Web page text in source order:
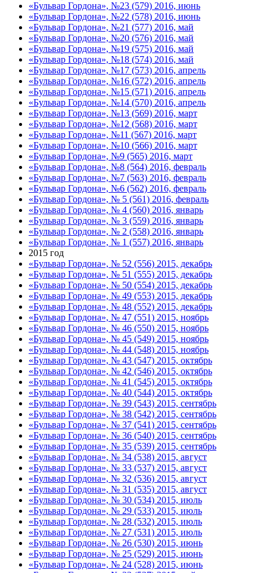
«Бульвар Гордона», №23 (579) 2016, июнь
«Бульвар Гордона», №22 (578) 2016, июнь
«Бульвар Гордона», №21 (577) 2016, май
«Бульвар Гордона», №20 (576) 2016, май
«Бульвар Гордона», №19 (575) 2016, май
«Бульвар Гордона», №18 (574) 2016, май
«Бульвар Гордона», №17 (573) 2016, апрель
«Бульвар Гордона», №16 (572) 2016, апрель
«Бульвар Гордона», №15 (571) 2016, апрель
«Бульвар Гордона», №14 (570) 2016, апрель
«Бульвар Гордона», №13 (569) 2016, март
«Бульвар Гордона», №12 (568) 2016, март
«Бульвар Гордона», №11 (567) 2016, март
«Бульвар Гордона», №10 (566) 2016, март
«Бульвар Гордона», №9 (565) 2016, март
«Бульвар Гордона», №8 (564) 2016, февраль
«Бульвар Гордона», №7 (563) 2016, февраль
«Бульвар Гордона», №6 (562) 2016, февраль
«Бульвар Гордона», № 5 (561) 2016, февраль
«Бульвар Гордона», № 4 (560) 2016, январь
«Бульвар Гордона», № 3 (559) 2016, январь
«Бульвар Гордона», № 2 (558) 2016, январь
«Бульвар Гордона», № 1 (557) 2016, январь
2015 год
«Бульвар Гордона», № 52 (556) 2015, декабрь
«Бульвар Гордона», № 51 (555) 2015, декабрь
«Бульвар Гордона», № 50 (554) 2015, декабрь
«Бульвар Гордона», № 49 (553) 2015, декабрь
«Бульвар Гордона», № 48 (552) 2015, декабрь
«Бульвар Гордона», № 47 (551) 2015, ноябрь
«Бульвар Гордона», № 46 (550) 2015, ноябрь
«Бульвар Гордона», № 45 (549) 2015, ноябрь
«Бульвар Гордона», № 44 (548) 2015, ноябрь
«Бульвар Гордона», № 43 (547) 2015, октябрь
«Бульвар Гордона», № 42 (546) 2015, октябрь
«Бульвар Гордона», № 41 (545) 2015, октябрь
«Бульвар Гордона», № 40 (544) 2015, октябрь
«Бульвар Гордона», № 39 (543) 2015, сентябрь
«Бульвар Гордона», № 38 (542) 2015, сентябрь
«Бульвар Гордона», № 37 (541) 2015, сентябрь
«Бульвар Гордона», № 36 (540) 2015, сентябрь
«Бульвар Гордона», № 35 (539) 2015, сентябрь
«Бульвар Гордона», № 34 (538) 2015, август
«Бульвар Гордона», № 33 (537) 2015, август
«Бульвар Гордона», № 32 (536) 2015, август
«Бульвар Гордона», № 31 (535) 2015, август
«Бульвар Гордона», № 30 (534) 2015, июль
«Бульвар Гордона», № 29 (533) 2015, июль
«Бульвар Гордона», № 28 (532) 2015, июль
«Бульвар Гордона», № 27 (531) 2015, июль
«Бульвар Гордона», № 26 (530) 2015, июнь
«Бульвар Гордона», № 25 (529) 2015, июнь
«Бульвар Гордона», № 24 (528) 2015, июнь